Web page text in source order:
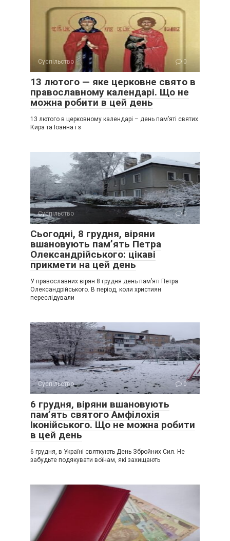
Суспільство 0
13 лютого — яке церковне свято в
православному календарі. Що не
можна робити в цей день
13 лютого в церковному календарі – день пам’яті святих
Кира та Іоанна і з
Суспільство 0
Сьогодні, 8 грудня, віряни
вшановують пам’ять Петра
Олександрійського: цікаві
прикмети на цей день
У православних вірян 8 грудня день пам’яті Петра
Олександрійського. В період, коли християн
переслідували
Суспільство 0
6 грудня, віряни вшановують
пам’ять святого Амфілохія
Іконійського. Що не можна робити
в цей день
6 грудня, в Україні святкують День Збройних Сил. Не
забудьте подякувати воїнам, які захищають